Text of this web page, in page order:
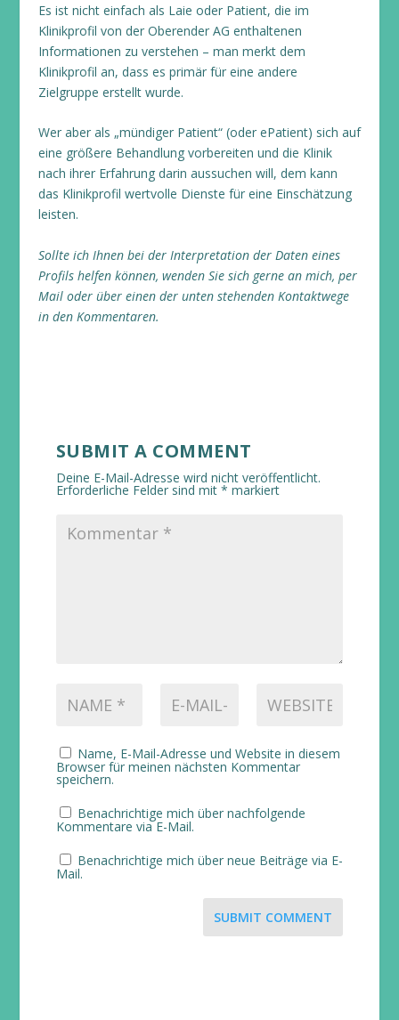
Es ist nicht einfach als Laie oder Patient, die im
Klinikprofil von der Oberender AG enthaltenen
Informationen zu verstehen – man merkt dem
Klinikprofil an, dass es primär für eine andere
Zielgruppe erstellt wurde.
Wer aber als „mündiger Patient“ (oder ePatient) sich auf
eine größere Behandlung vorbereiten und die Klinik
nach ihrer Erfahrung darin aussuchen will, dem kann
das Klinikprofil wertvolle Dienste für eine Einschätzung
leisten.
Sollte ich Ihnen bei der Interpretation der Daten eines
Profils helfen können, wenden Sie sich gerne an mich, per
Mail oder über einen der unten stehenden Kontaktwege
in den Kommentaren.
SUBMIT A COMMENT
Deine E-Mail-Adresse wird nicht veröffentlicht.
Erforderliche Felder sind mit * markiert
Name, E-Mail-Adresse und Website in diesem
Browser für meinen nächsten Kommentar
speichern.
Benachrichtige mich über nachfolgende
Kommentare via E-Mail.
Benachrichtige mich über neue Beiträge via E-
Mail.
SUBMIT COMMENT